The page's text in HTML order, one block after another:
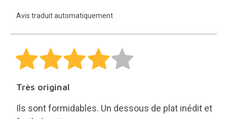
Avis traduit automatiquement
Très original
Ils sont formidables. Un dessous de plat inédit et